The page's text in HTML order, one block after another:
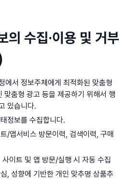
의 수집·이용 및 거부
에서 정보주체에게 최적화된 맞춤형
맞춤형 광고 등을 제공하기 위해서 행
있습니다.
정보를 수집합니다.
/앱서비스 방문이력, 검색이력, 구매
이트 및 앱 방문/실행 시 자동 수집
, 성향에 기반한 개인 맞추명 상품추